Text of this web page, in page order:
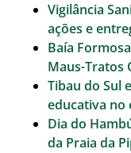
Vigilância
ações e
Baía
Maus-Tratos
Tibau do Sul
educativa no
Dia do
da Praia da